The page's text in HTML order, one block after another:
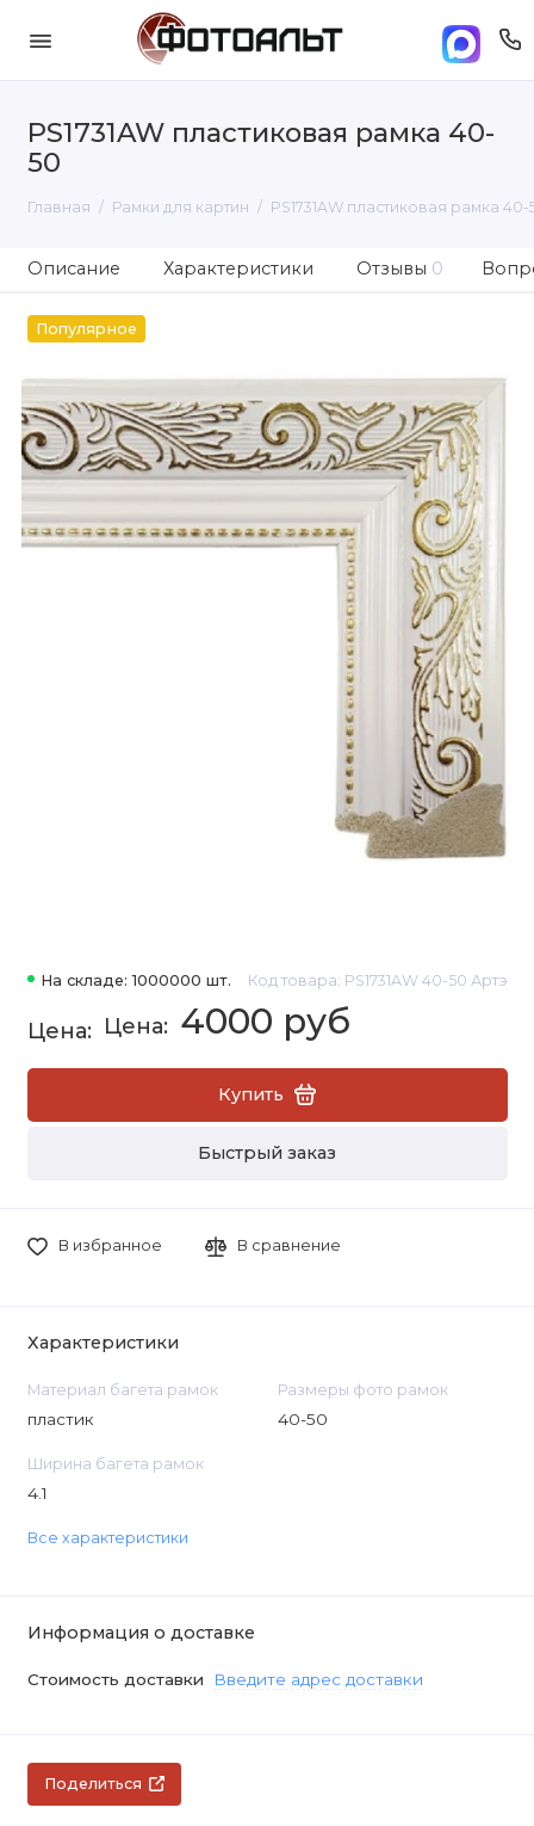
PS1731AW пластиковая рамка 40-
50
Главная Рамки для картин PS1731AW пластиковая рамка 40-
Описание Характеристики Отзывы 0
Популярное
На складе: 1000000 шт. Код товара: PS1731AW 40-50 Артэ
4000 руб
Купить
Быстрый заказ
В избранное В сравнение
Характеристики
Материал багета рамок
пластик
Размеры фото рамок
40-50
Ширина багета рамок
4.1
Все характеристики
Информация о доставке
Стоимость доставки Введите адрес доставки
Поделиться